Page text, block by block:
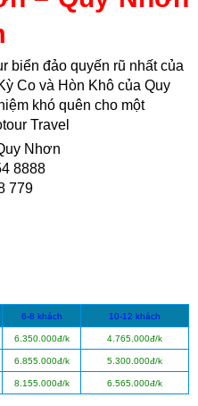
biển đảo quyến rũ nhất của
Co và Hòn Khô của Quy
khó quên cho một
Travel
Nhơn
8888
779
6-8 khách 10-12 khách
6.350.000đ/k 4.765.000đ/k
6.855.000đ/k 5.300.000đ/k
8.155.000đ/k 6.565.000đ/k